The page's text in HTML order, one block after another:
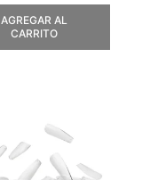
AGREGAR AL
CARRITO